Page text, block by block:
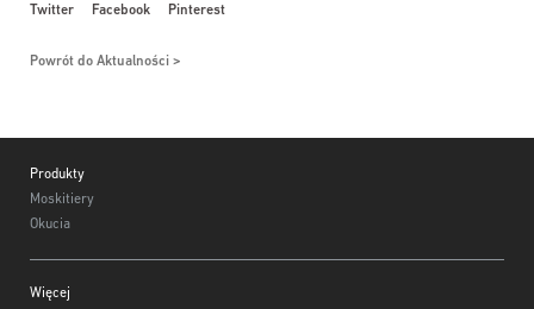
Twitter
Facebook Pinterest
Powrót do Aktualności
Produkty
Moskitiery
Okucia
Więcej